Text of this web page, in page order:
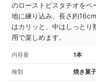
のローストピスタチオをペ
地に練り込み、長さ約
はカリッと、中はしっとり
用で楽しめます。
内容量 1本
種類 焼き菓子